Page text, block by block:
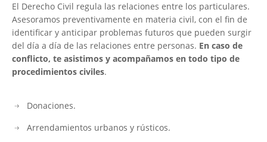
El Derecho Civil regula las relaciones entre los particulares.
Asesoramos preventivamente en materia civil, con el fin de
identificar y anticipar problemas futuros que pueden surgir
del día a día de las relaciones entre personas. En caso de
conflicto, te asistimos y acompañamos en todo tipo de
procedimientos civiles.
Donaciones.
Arrendamientos urbanos y rústicos.